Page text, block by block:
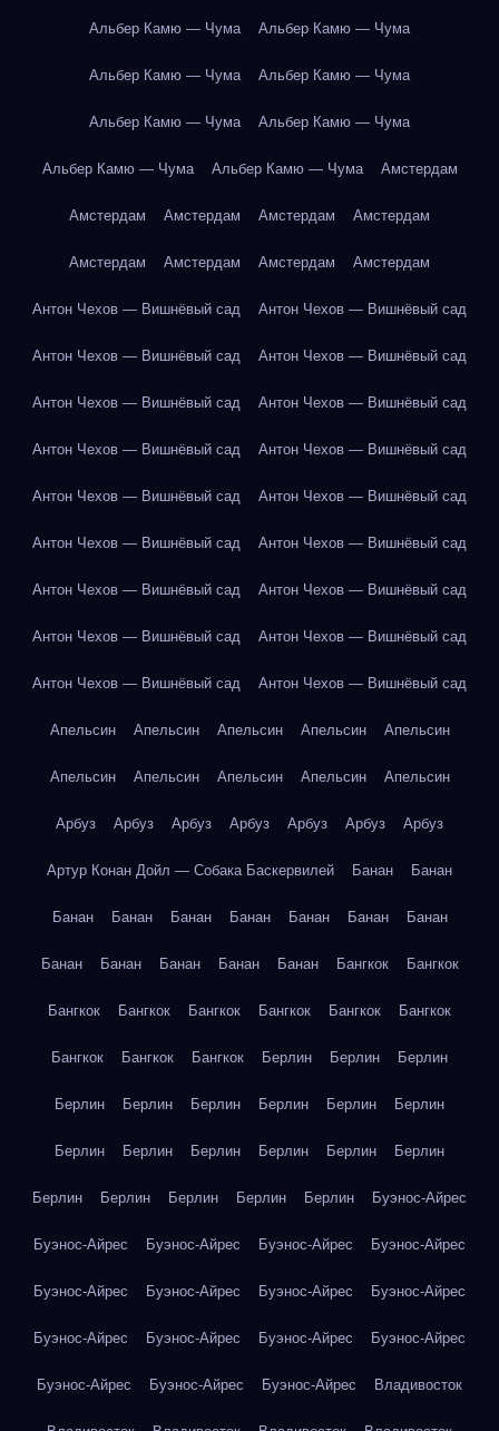
Альбер Камю — Чума Альбер Камю — Чума
Альбер Камю — Чума Альбер Камю — Чума
Альбер Камю — Чума Альбер Камю — Чума
Альбер Камю — Чума Альбер Камю — Чума Амстердам
Амстердам Амстердам Амстердам Амстердам
Амстердам Амстердам Амстердам Амстердам
Антон Чехов — Вишнёвый сад Антон Чехов — Вишнёвый сад
Антон Чехов — Вишнёвый сад Антон Чехов — Вишнёвый сад
Антон Чехов — Вишнёвый сад Антон Чехов — Вишнёвый сад
Антон Чехов — Вишнёвый сад Антон Чехов — Вишнёвый сад
Антон Чехов — Вишнёвый сад Антон Чехов — Вишнёвый сад
Антон Чехов — Вишнёвый сад Антон Чехов — Вишнёвый сад
Антон Чехов — Вишнёвый сад Антон Чехов — Вишнёвый сад
Антон Чехов — Вишнёвый сад Антон Чехов — Вишнёвый сад
Антон Чехов — Вишнёвый сад Антон Чехов — Вишнёвый сад
Апельсин Апельсин Апельсин Апельсин Апельсин
Апельсин Апельсин Апельсин Апельсин Апельсин
Арбуз Арбуз Арбуз Арбуз Арбуз Арбуз Арбуз
Артур Конан Дойл — Собака Баскервилей Банан Банан
Банан Банан Банан Банан Банан Банан Банан
Банан Банан Банан Банан Банан Бангкок Бангкок
Бангкок Бангкок Бангкок Бангкок Бангкок Бангкок
Бангкок Бангкок Бангкок Берлин Берлин Берлин
Берлин Берлин Берлин Берлин Берлин Берлин
Берлин Берлин Берлин Берлин Берлин Берлин
Берлин Берлин Берлин Берлин Берлин Буэнос-Айрес
Буэнос-Айрес Буэнос-Айрес Буэнос-Айрес Буэнос-Айрес
Буэнос-Айрес Буэнос-Айрес Буэнос-Айрес Буэнос-Айрес
Буэнос-Айрес Буэнос-Айрес Буэнос-Айрес Буэнос-Айрес
Буэнос-Айрес Буэнос-Айрес Буэнос-Айрес Владивосток